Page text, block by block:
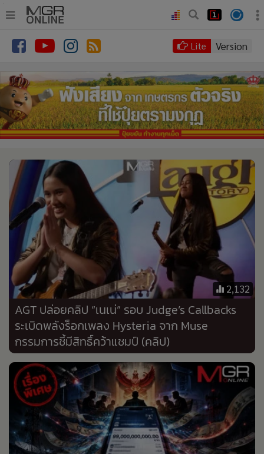
• หน้าหลัก
• ภาคใต้
• ภูมิภาค
• Online Section
• บันเทิง
คอลัมนิสต์
• ละคร
•
CbizReview
• Cyber BIZ
ผู้จัดกวน
Good health & Well-being
• Green Innovation & SD
• Management & HR
MGR Live
Infographic
• การเมือง
ท่องเที่ยว
กีฬา
ต่างประเทศ
• Special Scoop
• เศรษฐกิจ-ธุรกิจ
Lite Version
2,132
AGT ปล่อยคลิป “เนเน่” รอบ Judge’s Callbacks
ระเบิดพลังร็อกเพลง Hysteria จาก Muse
กรรมการชี้มีสิทธิ์คว้าแชมป์ (คลิป)